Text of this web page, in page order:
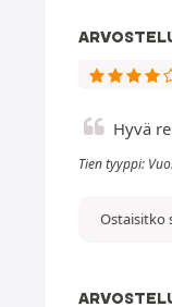
Hyvä
Tien tyyppi:
Ostaisitko